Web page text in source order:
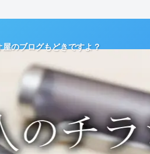
のブログもどきですよ？